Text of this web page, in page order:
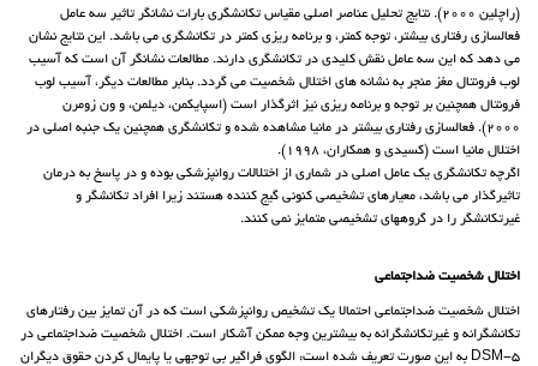
(راچلین 2000). نتایج تحلیل عناصر اصلی مقیاس تکانشگری بارات نشانگر تاثیر سه عامل
فعالسازی رفتاری بیشتر، توجه کمتر، و برنامه ریزی کمتر در تکانشگری می باشد. این نتایج نشان
می دهد که این سه عامل نقش کلیدی در تکانشگری دارند. مطالعات نشانگر آن است که آسیب
لوب فرونتال مغز منجر به نشانه های اختلال شخصیت می گردد. بنابر مطالعات دیگر، آسیب لوب
فرونتال همچنین بر توجه و برنامه ریزی نیز اثرگذار است (اسپایکمن، دیلمن، و ون زومرن
2000). فعالسازی رفتاری بیشتر در مانیا مشاهده شده و تکانشگری همچنین یک جنبه اصلی در
اختلال مانیا است (کسیدی و همکاران، 1998).
اگرچه تکانشگری یک عامل اصلی در شماری از اختلالات روانپزشکی بوده و در پاسخ به درمان
تاثیرگذار می باشد، معیارهای تشخیصی کنونی گیج کننده هستند زیرا افراد تکانشگر و
غیرتکانشگر را در گروههای تشخیصی متمایز نمی کنند.
اختلال شخصیت ضداجتماعی
اختلال شخصیت ضداجتماعی احتمالا یک تشخیص روانپزشکی است که در آن تمایز بین رفتارهای
تکانشگرانه و غیرتکانشگرانه به بیشترین وجه ممکن آشکار است. اختلال شخصیت ضداجتماعی در
DSM-5 به این صورت تعریف شده است: الگوی فراگیر بی توجهی یا پایمال کردن حقوق دیگران